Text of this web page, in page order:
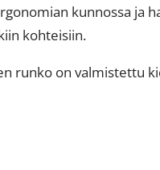
kunnossa ja
kohteisiin.
runko on valmistettu